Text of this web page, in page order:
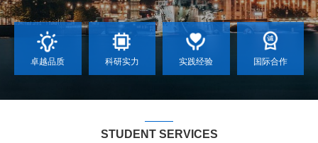
卓越品质 科研实力 实践经验 国际合作
STUDENT SERVICES